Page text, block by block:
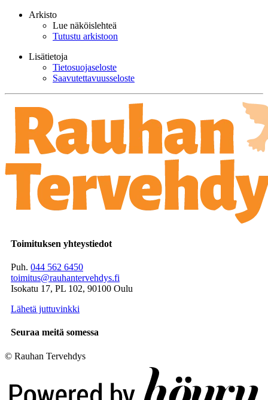
Arkisto
Lue näköislehteä
Tutustu arkistoon
Lisätietoja
Tietosuojaseloste
Saavutettavuusseloste
Toimituksen yhteystiedot
Puh. 044 562 6450
toimitus@rauhantervehdys.fi
Isokatu 17, PL 102, 90100 Oulu
Lähetä juttuvinkki
Seuraa meitä somessa
© Rauhan Tervehdys